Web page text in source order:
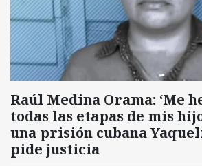
Raúl Medina Orama: ‘Me
todas las etapas de mis
una prisión cubana
pide justicia